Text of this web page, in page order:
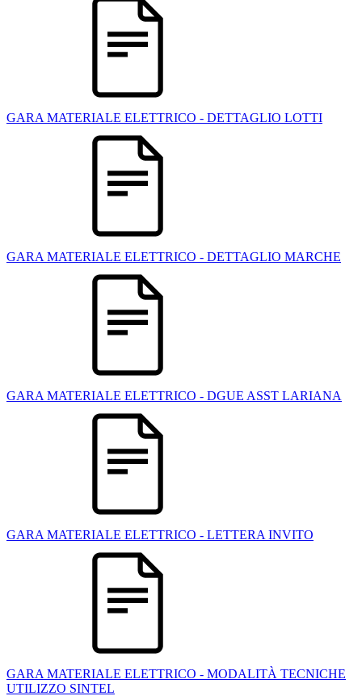
GARA MATERIALE ELETTRICO - DETTAGLIO LOTTI
GARA MATERIALE ELETTRICO - DETTAGLIO MARCHE
GARA MATERIALE ELETTRICO - DGUE ASST LARIANA
GARA MATERIALE ELETTRICO - LETTERA INVITO
GARA MATERIALE ELETTRICO - MODALITÀ TECNICHE
UTILIZZO SINTEL